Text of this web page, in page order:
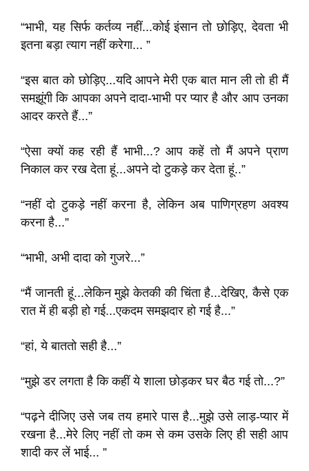
“भाभी, यह सिर्फ कर्तव्य नहीं...कोई इंसान तो छोड़िए, देवता भी
इतना बड़ा त्याग नहीं करेगा... ”
“इस बात को छोड़िए...यदि आपने मेरी एक बात मान ली तो ही मैं
समझूंगी कि आपका अपने दादा-भाभी पर प्यार है और आप उनका
आदर करते हैं...”
“ऐसा क्यों कह रही हैं भाभी...? आप कहें तो मैं अपने प्राण
निकाल कर रख देता हूं...अपने दो टुकड़े कर देता हूं..”
“नहीं दो टुकड़े नहीं करना है, लेकिन अब पाणिग्रहण अवश्य
करना है...”
“भाभी, अभी दादा को गुजरे...”
“मैं जानती हूं...लेकिन मुझे केतकी की चिंता है...देखिए, कैसे एक
रात में ही बड़ी हो गई...एकदम समझदार हो गई है...”
“हां, ये बाततो सही है...”
“मुझे डर लगता है कि कहीं ये शाला छोड़कर घर बैठ गई तो...?”
“पढ़ने दीजिए उसे जब तय हमारे पास है...मुझे उसे लाड़-प्यार में
रखना है...मेरे लिए नहीं तो कम से कम उसके लिए ही सही आप
शादी कर लें भाई... ”